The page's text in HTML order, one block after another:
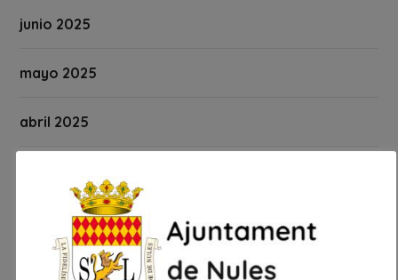
junio 2025
mayo 2025
abril 2025
febrero 2025
enero 2025